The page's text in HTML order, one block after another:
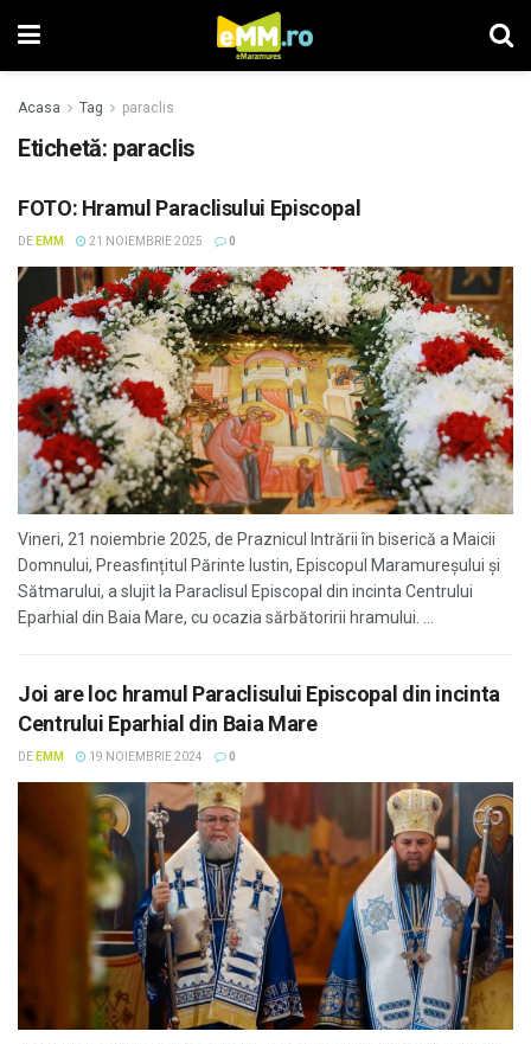
Acasa Tag paraclis
Etichetă: paraclis
FOTO: Hramul Paraclisului Episcopal
DE EMM 21 NOIEMBRIE 2025 0
Vineri, 21 noiembrie 2025, de Praznicul Intrării în biserică a Maicii
Domnului, Preasfințitul Părinte Iustin, Episcopul Maramureșului și
Sătmarului, a slujit la Paraclisul Episcopal din incinta Centrului
Eparhial din Baia Mare, cu ocazia sărbătoririi hramului. ...
Joi are loc hramul Paraclisului Episcopal din incinta
Centrului Eparhial din Baia Mare
DE EMM 19 NOIEMBRIE 2024 0